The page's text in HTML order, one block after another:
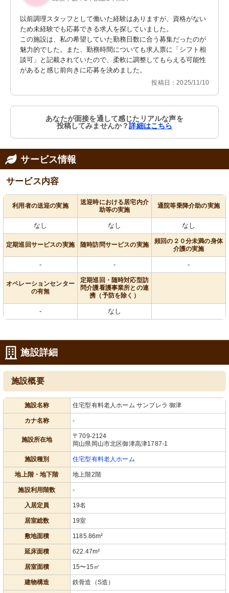
以前調理スタッフとして働いた経験はありますが、資格がない
ため未経験でも応募できる求人を探していました。
この施設は、私の希望していた勤務日数に合う募集だったのが
魅力的でした。また、勤務時間についても求人票に「シフト相
談可」と記載されていたので、柔軟に調整してもらえる可能性
があると感じ前向きに応募を決めました。
投稿日：2025/11/10
あなたが面接を通して感じたリアルな声を
投稿してみませんか？詳細はこちら
サービス情報
サービス内容
利用者の送迎の実施
送迎時における居宅内介
助等の実施
通院等乗降介助の実施
なし なし なし
定期巡回サービスの実施 随時訪問サービスの実施
頻回の２０分未満の身体
介護の実施
- - -
オペレーションセンター
の有無
定期巡回・随時対応型訪
問介護看護事業所との連
携（予防を除く）
- なし
施設詳細
施設概要
施設名称 住宅型有料老人ホーム サンブレラ 御津
カナ名称 -
施設所在地
〒709-2124
岡山県岡山市北区御津高津1787-1
施設種別 住宅型有料老人ホーム
地上階・地下階 地上階2階
施設利用階数 -
入居定員 19名
居室総数 19室
敷地面積 1185.86m²
延床面積 622.47m²
居室面積 15〜15㎡
建物構造 鉄骨造（S造）